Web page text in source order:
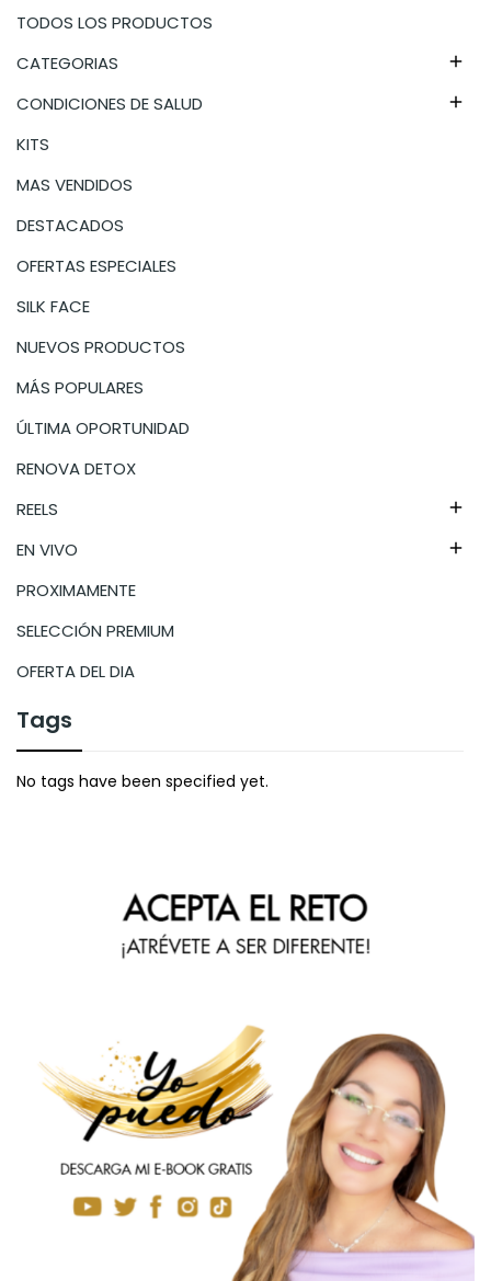
TODOS LOS PRODUCTOS
CATEGORIAS

CONDICIONES DE SALUD 
KITS
MAS VENDIDOS
DESTACADOS
OFERTAS ESPECIALES
SILK FACE
NUEVOS PRODUCTOS
MÁS POPULARES
ÚLTIMA OPORTUNIDAD
RENOVA DETOX
REELS

EN VIVO 
PROXIMAMENTE
SELECCIÓN PREMIUM
OFERTA DEL DIA
Tags
No tags have been specified yet.